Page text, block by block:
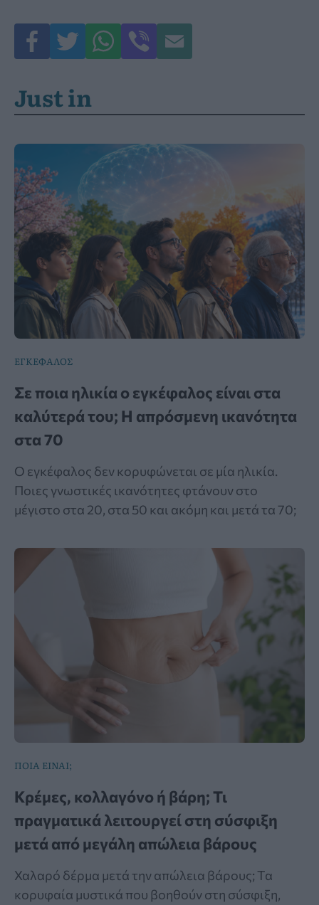
Just in
ΕΓΚΕΦΑΛΟΣ
Σε ποια ηλικία ο εγκέφαλος είναι στα
καλύτερά του; Η απρόσμενη ικανότητα
στα 70
Ο εγκέφαλος δεν κορυφώνεται σε μία ηλικία.
Ποιες γνωστικές ικανότητες φτάνουν στο
μέγιστο στα 20, στα 50 και ακόμη και μετά τα 70;
ΠΟΙΑ ΕΙΝΑΙ;
Κρέμες, κολλαγόνο ή βάρη; Τι
πραγματικά λειτουργεί στη σύσφιξη
μετά από μεγάλη απώλεια βάρους
Χαλαρό δέρμα μετά την απώλεια βάρους; Τα
κορυφαία μυστικά που βοηθούν στη σύσφιξη,